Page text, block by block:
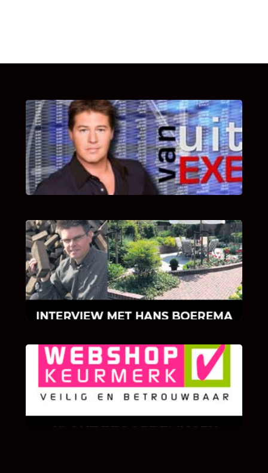
UITSTEL VAN EXECUTIE
Bekijk hier de fragmenten van de deelname
van Bricks and Stones aan dit programma.
INTERVIEW MET HANS BOEREMA
Hoe Bricks and Stones ontstaan is en wat
Hans Boerema motiveert in de wereld van
klinkers en tegels!
KLANT BEOORDELINGEN
We zijn er zeer op gesteld om te weten wat u
als klant van ons en onze diensten vindt.